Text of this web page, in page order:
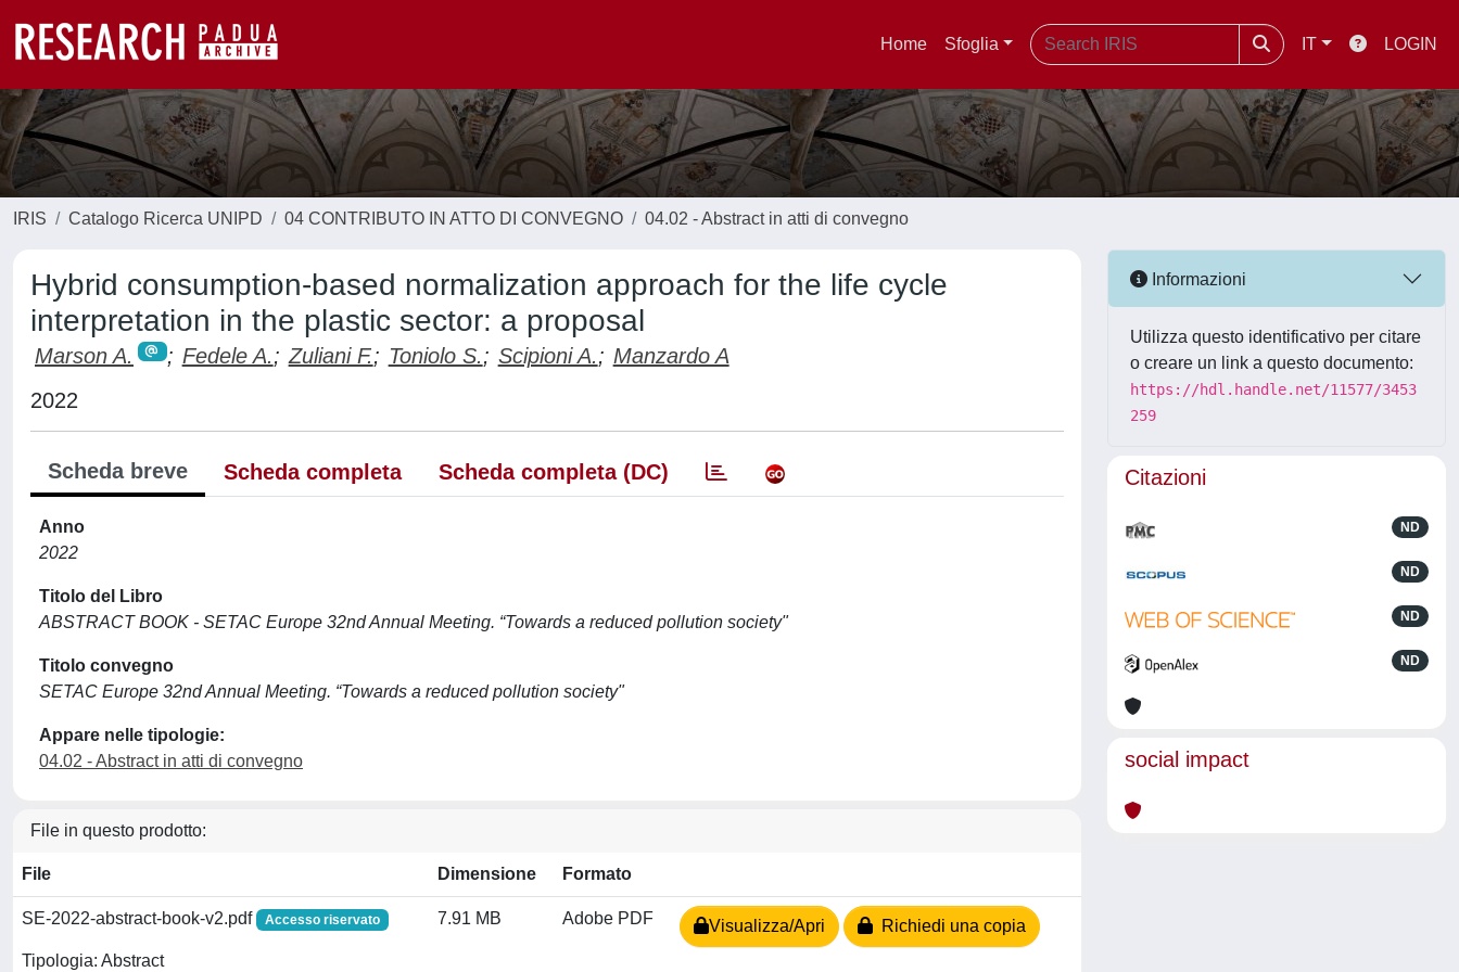
Home Sfoglia IT LOGIN
IRIS Catalogo Ricerca UNIPD 04 CONTRIBUTO IN ATTO DI CONVEGNO 04.02 - Abstract in atti di convegno
Hybrid consumption-based normalization approach for the life cycle
interpretation in the plastic sector: a proposal
Marson A. ; Fedele A.; Zuliani F.; Toniolo S.; Scipioni A.; Manzardo A
2022
Scheda breve Scheda completa Scheda completa (DC)
Anno
2022
Titolo del Libro
ABSTRACT BOOK - SETAC Europe 32nd Annual Meeting. “Towards a reduced pollution society"
Titolo convegno
SETAC Europe 32nd Annual Meeting. “Towards a reduced pollution society"
Appare nelle tipologie:
04.02 - Abstract in atti di convegno
File in questo prodotto:
File Dimensione Formato
SE-2022-abstract-book-v2.pdf Accesso riservato
Tipologia: Abstract
7.91 MB Adobe PDF Visualizza/Apri Richiedi una copia
Informazioni
Utilizza questo identificativo per citare
o creare un link a questo documento:
https://hdl.handle.net/11577/3453
259
Citazioni
ND
ND
ND
ND
social impact